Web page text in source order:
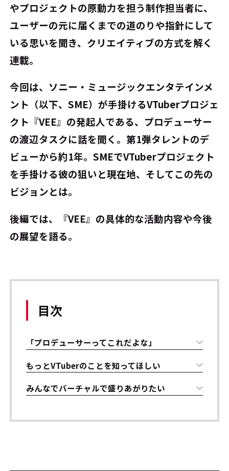
やプロジェクトの原動力を担う制作担当者に、
ユーザーの元に届くまでの道のりや指針にして
いる思いを聞き、クリエイティブの方式を解く
連載。
今回は、ソニー・ミュージックエンタテインメ
ント（以下、SME）が手掛けるVTuberプロジェ
クト『VEE』の発起人である、プロデューサー
の渡辺タスクに話を聞く。第1弾タレントのデ
ビューから約1年。SMEでVTuberプロジェクト
を手掛ける彼の狙いと現在地、そしてこの先の
ビジョンとは。
後編では、『VEE』の具体的な活動内容や今後
の展望を語る。
目次
「プロデューサーってこれだよな」
もっとVTuberのことを知ってほしい
みんなでバーチャルで盛りあがりたい